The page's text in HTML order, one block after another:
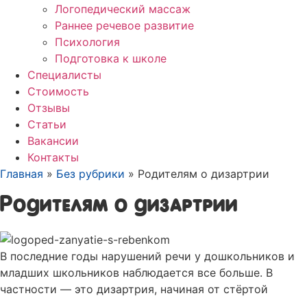
Логопедический массаж
Раннее речевое развитие
Психология
Подготовка к школе
Специалисты
Стоимость
Отзывы
Статьи
Вакансии
Контакты
Главная » Без рубрики » Родителям о дизартрии
Родителям о дизартрии
В последние годы нарушений речи у дошкольников и
младших школьников наблюдается все больше. В
частности — это дизартрия, начиная от стёртой